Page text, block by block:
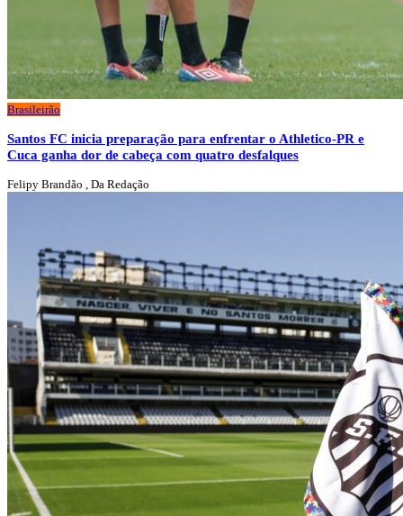
Brasileirão
Santos FC inicia preparação para enfrentar o Athletico-PR e
Cuca ganha dor de cabeça com quatro desfalques
Felipy Brandão , Da Redação